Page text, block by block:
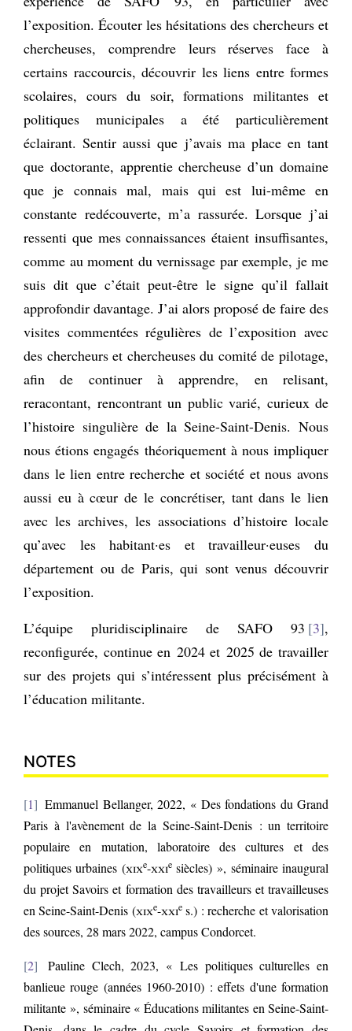
l’exposition. Écouter les hésitations des chercheurs et
chercheuses, comprendre leurs réserves face à
certains raccourcis, découvrir les liens entre formes
scolaires, cours du soir, formations militantes et
politiques municipales a été particulièrement
éclairant. Sentir aussi que j’avais ma place en tant
que doctorante, apprentie chercheuse d’un domaine
que je connais mal, mais qui est lui-même en
constante redécouverte, m’a rassurée. Lorsque j’ai
ressenti que mes connaissances étaient insuffisantes,
comme au moment du vernissage par exemple, je me
suis dit que c’était peut-être le signe qu’il fallait
approfondir davantage. J’ai alors proposé de faire des
visites commentées régulières de l’exposition avec
des chercheurs et chercheuses du comité de pilotage,
afin de continuer à apprendre, en relisant,
reracontant, rencontrant un public varié, curieux de
l’histoire singulière de la Seine-Saint-Denis. Nous
nous étions engagés théoriquement à nous impliquer
dans le lien entre recherche et société et nous avons
aussi eu à cœur de le concrétiser, tant dans le lien
avec les archives, les associations d’histoire locale
qu’avec les habitant·es et travailleur·euses du
département ou de Paris, qui sont venus découvrir
l’exposition.
L’équipe pluridisciplinaire de SAFO 93 3 ,
reconfigurée, continue en 2024 et 2025 de travailler
sur des projets qui s’intéressent plus précisément à
l’éducation militante.
NOTES
1
Emmanuel Bellanger, 2022, « Des fondations du Grand
Paris à l'avènement de la Seine-Saint-Denis : un territoire
populaire en mutation, laboratoire des cultures et des
politiques urbaines (xixe-xxiesiècles) », séminaire inaugural
du projet Savoirs et formation des travailleurs et travailleuses
en Seine-Saint-Denis (xixe-xxies.) : recherche et valorisation
des sources, 28 mars 2022, campus Condorcet.
2
Pauline Clech, 2023, « Les politiques culturelles en
banlieue rouge (années 1960-2010) : effets d'une formation
militante », séminaire « Éducations militantes en Seine-Saint-